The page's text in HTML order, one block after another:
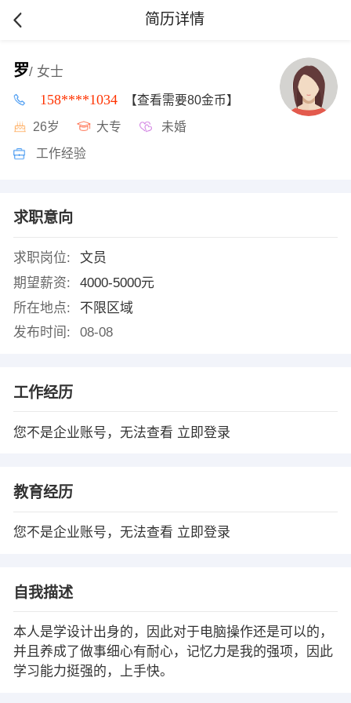
简历详情
罗/ 女士
158****1034 【查看需要80金币】
26岁 大专 未婚
工作经验
求职意向
求职岗位:
文员
期望薪资:
4000-5000元
所在地点:
不限区域
发布时间:
08-08
工作经历
您不是企业账号，无法查看 立即登录
教育经历
您不是企业账号，无法查看 立即登录
自我描述
本人是学设计出身的，因此对于电脑操作还是可以的，
并且养成了做事细心有耐心，记忆力是我的强项，因此
学习能力挺强的，上手快。